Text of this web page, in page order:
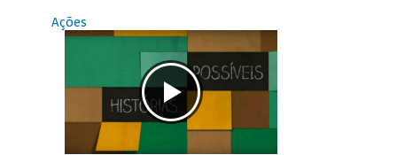
Ações